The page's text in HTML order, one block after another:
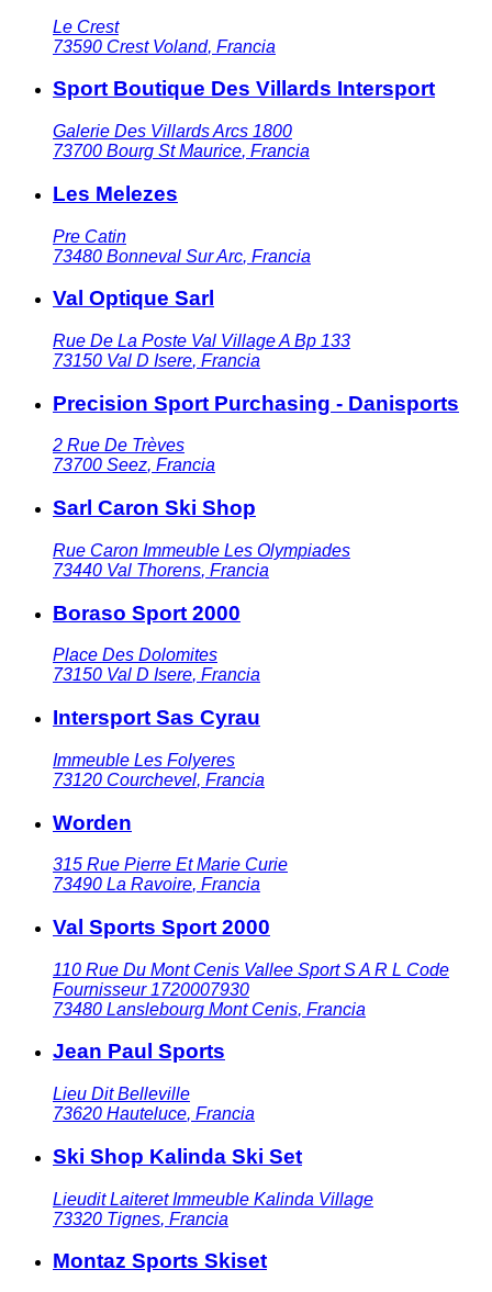
Le Crest
73590 Crest Voland, Francia
Sport Boutique Des Villards Intersport
Galerie Des Villards Arcs 1800
73700 Bourg St Maurice, Francia
Les Melezes
Pre Catin
73480 Bonneval Sur Arc, Francia
Val Optique Sarl
Rue De La Poste Val Village A Bp 133
73150 Val D Isere, Francia
Precision Sport Purchasing - Danisports
2 Rue De Trèves
73700 Seez, Francia
Sarl Caron Ski Shop
Rue Caron Immeuble Les Olympiades
73440 Val Thorens, Francia
Boraso Sport 2000
Place Des Dolomites
73150 Val D Isere, Francia
Intersport Sas Cyrau
Immeuble Les Folyeres
73120 Courchevel, Francia
Worden
315 Rue Pierre Et Marie Curie
73490 La Ravoire, Francia
Val Sports Sport 2000
110 Rue Du Mont Cenis Vallee Sport S A R L Code
Fournisseur 1720007930
73480 Lanslebourg Mont Cenis, Francia
Jean Paul Sports
Lieu Dit Belleville
73620 Hauteluce, Francia
Ski Shop Kalinda Ski Set
Lieudit Laiteret Immeuble Kalinda Village
73320 Tignes, Francia
Montaz Sports Skiset